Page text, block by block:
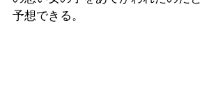
予想できる。